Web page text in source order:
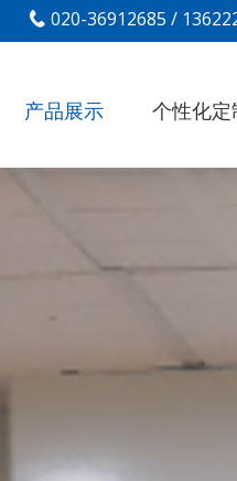
 020-36912685 /
产品展示 个性化定